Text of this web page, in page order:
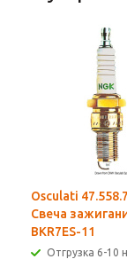
Osculati
Свеча
BKR7ES-11
Отгрузка 6-10